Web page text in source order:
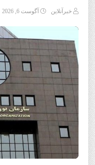
خبرآنلاین آگوست 6, 2026